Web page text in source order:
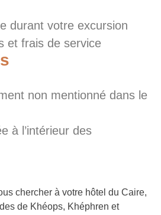
durant votre excursion
et frais de service
non mentionné dans le
à l’intérieur des
chercher à votre hôtel du Caire,
de Khéops, Khéphren et